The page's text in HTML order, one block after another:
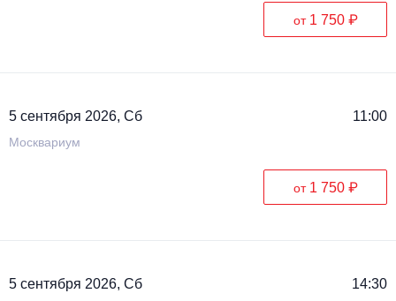
от 1 750 ₽
5 сентября 2026, Сб 11:00
Москвариум
от 1 750 ₽
5 сентября 2026, Сб 14:30